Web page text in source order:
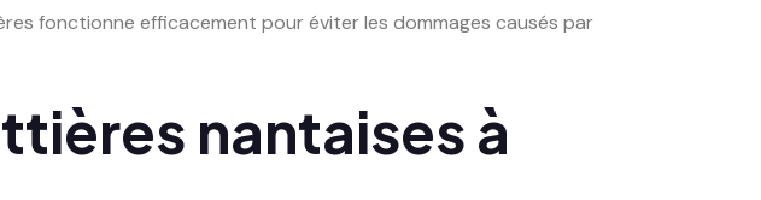
fonctionne efficacement pour éviter les dommages causés par
nantaises à